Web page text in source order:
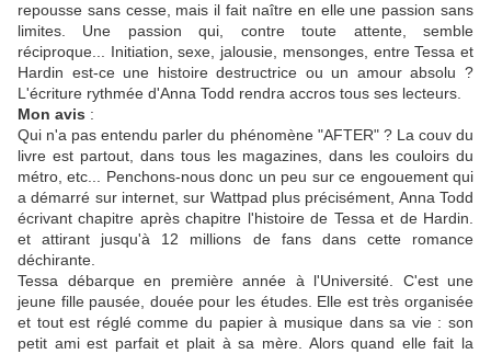
repousse sans cesse, mais il fait naître en elle une passion sans
limites. Une passion qui, contre toute attente, semble
réciproque... Initiation, sexe, jalousie, mensonges, entre Tessa et
Hardin est-ce une histoire destructrice ou un amour absolu ?
L'écriture rythmée d'Anna Todd rendra accros tous ses lecteurs.
Mon avis :
Qui n'a pas entendu parler du phénomène "AFTER" ? La couv du
livre est partout, dans tous les magazines, dans les couloirs du
métro, etc... Penchons-nous donc un peu sur ce engouement qui
a démarré sur internet, sur Wattpad plus précisément, Anna Todd
écrivant chapitre après chapitre l'histoire de Tessa et de Hardin.
et attirant jusqu'à 12 millions de fans dans cette romance
déchirante.
Tessa débarque en première année à l'Université. C'est une
jeune fille pausée, douée pour les études. Elle est très organisée
et tout est réglé comme du papier à musique dans sa vie : son
petit ami est parfait et plait à sa mère. Alors quand elle fait la